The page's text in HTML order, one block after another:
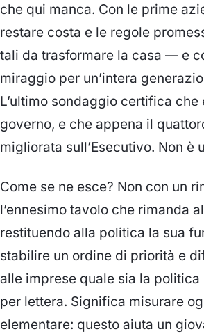
che qui manca. Con le prime
restare costa e le regole
tali da trasformare la casa — e
miraggio per un’intera
L’ultimo sondaggio certifica
governo, e che appena il
migliorata sull’Esecutivo. Non
Come se ne esce? Non con un
l’ennesimo tavolo che rimanda
restituendo alla politica la sua
stabilire un ordine di priorità e
alle imprese quale sia la
per lettera. Significa misurare
elementare: questo aiuta un